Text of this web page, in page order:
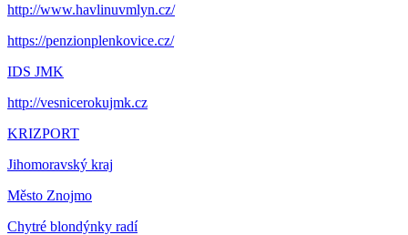
http://www.havlinuvmlyn.cz/
https://penzionplenkovice.cz/
IDS JMK
http://vesnicerokujmk.cz
KRIZPORT
Jihomoravský kraj
Město Znojmo
Chytré blondýnky radí